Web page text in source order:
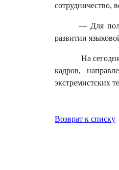
сотрудничество,
— Для
развитии
На
кадров,
экстремистских
Возврат к списку